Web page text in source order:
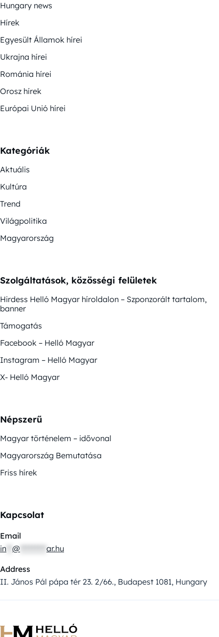
Hungary news
Hírek
Egyesült Államok hírei
Ukrajna hírei
Románia hírei
Orosz hírek
Európai Unió hírei
Kategóriák
Aktuális
Kultúra
Trend
Világpolitika
Magyarország
Szolgáltatások, közösségi felületek
Hirdess Helló Magyar híroldalon – Szponzorált tartalom,
banner
Támogatás
Facebook – Helló Magyar
Instagram – Helló Magyar
X- Helló Magyar
Népszerű
Magyar történelem – idővonal
Magyarország Bemutatása
Friss hírek
Kapcsolat
Email
in @ ar.hu
Address
II. János Pál pápa tér 23. 2/66., Budapest 1081, Hungary